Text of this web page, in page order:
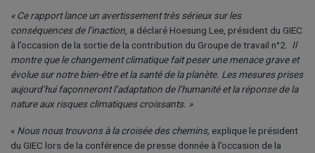
« Ce rapport lance un avertissement très sérieux sur les
conséquences de l’inaction , a déclaré Hoesung Lee, président du GIEC
à l’occasion de la sortie de la contribution du Groupe de travail n°2. Il
montre que le changement climatique fait peser une menace grave et
évolue sur notre bien-être et la santé de la planète. Les mesures prises
aujourd’hui façonneront l’adaptation de l’humanité et la réponse de la
nature aux risques climatiques croissants. »
« Nous nous trouvons à la croisée des chemins, explique le président
du GIEC lors de la conférence de presse donnée à l’occasion de la